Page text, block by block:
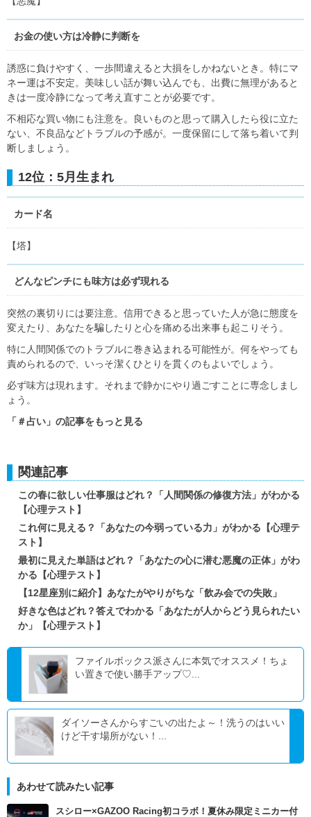
お金の使い方は冷静に判断を
誘惑に負けやすく、一歩間違えると大損をしかねないとき。特にマ
ネー運は不安定。美味しい話が舞い込んでも、出費に無理があると
きは一度冷静になって考え直すことが必要です。
不相応な買い物にも注意を。良いものと思って購入したら役に立た
ない、不良品などトラブルの予感が。一度保留にして落ち着いて判
断しましょう。
12位：5月生まれ
カード名
【塔】
どんなピンチにも味方は必ず現れる
突然の裏切りには要注意。信用できると思っていた人が急に態度を
変えたり、あなたを騙したりと心を痛める出来事も起こりそう。
特に人間関係でのトラブルに巻き込まれる可能性が。何をやっても
責められるので、いっそ潔くひとりを貫くのもよいでしょう。
必ず味方は現れます。それまで静かにやり過ごすことに専念しまし
ょう。
「＃占い」の記事をもっと見る
関連記事
この春に欲しい仕事服はどれ？「人間関係の修復方法」がわかる
【心理テスト】
これ何に見える？「あなたの今弱っている力」がわかる【心理テ
スト】
最初に見えた単語はどれ？「あなたの心に潜む悪魔の正体」がわ
かる【心理テスト】
【12星座別に紹介】あなたがやりがちな「飲み会での失敗」
好きな色はどれ？答えでわかる「あなたが人からどう見られたい
か」【心理テスト】
ファイルボックス派さんに本気でオススメ！ちょ
い置きで使い勝手アップ♡...
ダイソーさんからすごいの出たよ～！洗うのはいい
けど干す場所がない！...
あわせて読みたい記事
スシロー×GAZOO Racing初コラボ！夏休み限定ミニカー付